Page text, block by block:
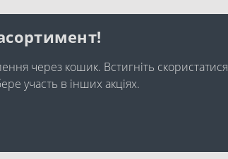
через кошик. Встигніть скористатися
участь в інших акціях.